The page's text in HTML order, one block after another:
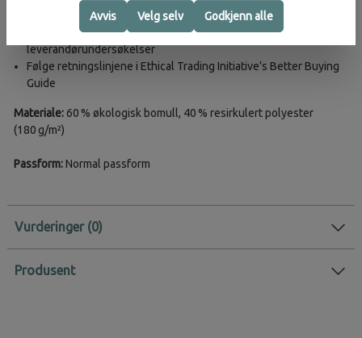
Gjennomføre årlige revisjoner og anonyme
leverandørundersøkelser
Følge retningslinjene i Ethical Trading Initiative’s Better Buying
Guide
Materiale:60 % økologisk bomull, 40 % resirkulert polyester
(180 g/m²)
Passform:Normal passform
Vurderinger
Produsent
Avvis Velg selv Godkjenn alle